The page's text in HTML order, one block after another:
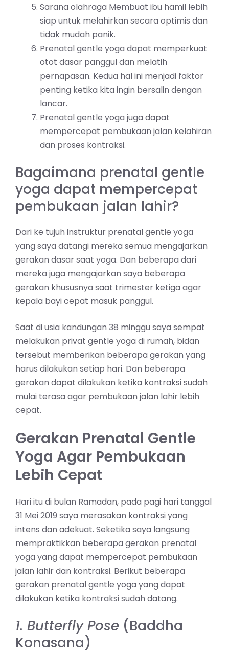
Sarana olahraga Membuat ibu hamil lebih
siap untuk melahirkan secara optimis dan
tidak mudah panik.
Prenatal gentle yoga dapat memperkuat
otot dasar panggul dan melatih
pernapasan. Kedua hal ini menjadi faktor
penting ketika kita ingin bersalin dengan
lancar.
Prenatal gentle yoga juga dapat
mempercepat pembukaan jalan kelahiran
dan proses kontraksi.
Bagaimana prenatal gentle
yoga dapat mempercepat
pembukaan jalan lahir?
Dari ke tujuh instruktur prenatal gentle yoga
yang saya datangi mereka semua mengajarkan
gerakan dasar saat yoga. Dan beberapa dari
mereka juga mengajarkan saya beberapa
gerakan khususnya saat trimester ketiga agar
kepala bayi cepat masuk panggul.
Saat di usia kandungan 38 minggu saya sempat
melakukan privat gentle yoga di rumah, bidan
tersebut memberikan beberapa gerakan yang
harus dilakukan setiap hari. Dan beberapa
gerakan dapat dilakukan ketika kontraksi sudah
mulai terasa agar pembukaan jalan lahir lebih
cepat.
Gerakan Prenatal Gentle
Yoga Agar Pembukaan
Lebih Cepat
Hari itu di bulan Ramadan, pada pagi hari tanggal
31 Mei 2019 saya merasakan kontraksi yang
intens dan adekuat. Seketika saya langsung
mempraktikkan beberapa gerakan prenatal
yoga yang dapat mempercepat pembukaan
jalan lahir dan kontraksi. Berikut beberapa
gerakan prenatal gentle yoga yang dapat
dilakukan ketika kontraksi sudah datang.
1. Butterfly Pose (Baddha
Konasana)